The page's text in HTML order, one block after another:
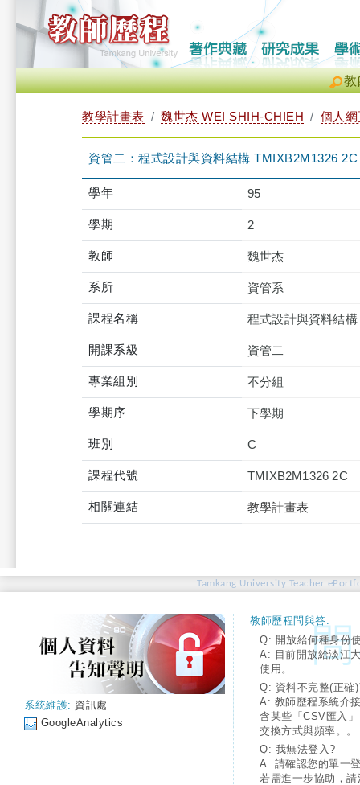
教
教學計畫表 魏世杰 WEI SHIH-CHIEH 個人網
資管二：程式設計與資料結構 TMIXB2M1326 2C
學年 95
學期 2
教師 魏世杰
系所 資管系
課程名稱 程式設計與資料結構
開課系級 資管二
專業組別 不分組
學期序 下學期
班別 C
課程代號 TMIXB2M1326 2C
相關連結 教學計畫表
Tamkang University Teacher
系統維護: 資訊處
GoogleAnalytics
教師歷程問與答:
Q: 開放給何種身份
A: 目前開放給淡江
使用。
Q: 資料不完整(正確
A: 教師歷程系統介
含某些「CSV匯入
交換方式與頻率。。
Q: 我無法登入?
A: 請確認您的單一
若需進一步協助，